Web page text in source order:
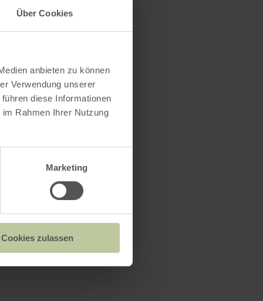
Über Cookies
anbieten zu können
Verwendung unserer
diese Informationen
Rahmen Ihrer Nutzung
Marketing
Cookies zulassen